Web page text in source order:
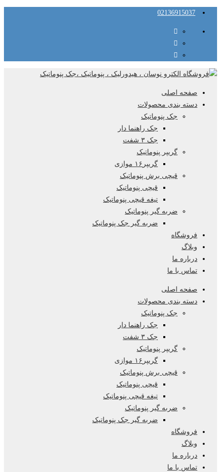
02136915037
صفحه اصلی
دسته بندی محصولات
جک پنوماتیک
جک راهنما دار
جک ۳ شفت
گریپر پنوماتیک
گریپر۱۶ موازی
قیچی برش پنوماتیک
قیچی پنوماتیک
تیغه قیچی پنوماتیک
ضربه گیر پنوماتیک
ضربه گیر جک پنوماتیک
فروشگاه
وبلاگ
درباره ما
تماس با ما
صفحه اصلی
دسته بندی محصولات
جک پنوماتیک
جک راهنما دار
جک ۳ شفت
گریپر پنوماتیک
گریپر۱۶ موازی
قیچی برش پنوماتیک
قیچی پنوماتیک
تیغه قیچی پنوماتیک
ضربه گیر پنوماتیک
ضربه گیر جک پنوماتیک
فروشگاه
وبلاگ
درباره ما
تماس با ما